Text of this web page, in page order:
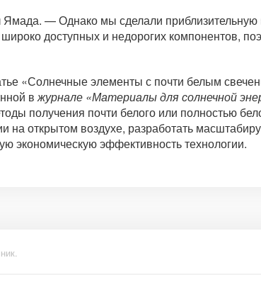
— Однако мы сделали
доступных и недорогих компонентов,
«Солнечные элементы с почти белым
вжурнале «Материалы для солнечной
получения почти белого или полностью
на открытом воздухе, разработать
экономическую эффективность технологии.